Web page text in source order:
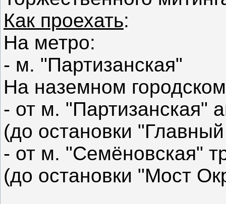
Как проехать:
На метро:
- м. "Партизанская"
На наземном
- от м.
(до остановки
- от м. "Семёновская"
(до остановки "Мост